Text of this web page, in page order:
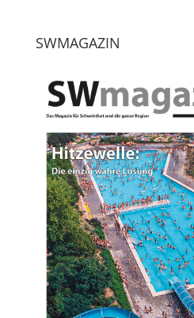
SWMAGAZIN